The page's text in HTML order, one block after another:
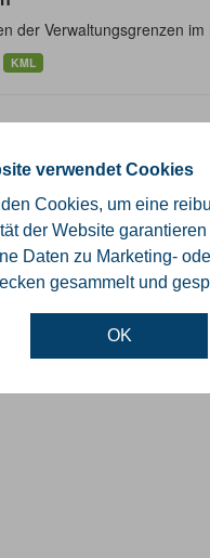
verwendet Cookies
Cookies, um eine
der Website
Daten zu Marketing-
gesammelt und
OK
der Verwaltungsgrenzen
KML
Blattschnitte
(GK3) - Kilometerquadrat